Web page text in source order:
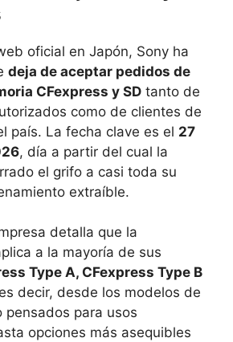
oficial en Japón, Sony ha
deja de aceptar pedidos de
CFexpress y SD tanto de
como de clientes de
país. La fecha clave es el 27
, día a partir del cual la
el grifo a casi toda su
extraíble.
detalla que la
a la mayoría de sus
Type A, CFexpress Type B
decir, desde los modelos de
pensados para usos
opciones más asequibles